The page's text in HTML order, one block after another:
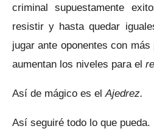
criminal supuestamente
resistir y hasta quedar
jugar ante oponentes con
aumentan los niveles para el
Así de mágico es elAjedrez.
Así seguiré todo lo que pueda.